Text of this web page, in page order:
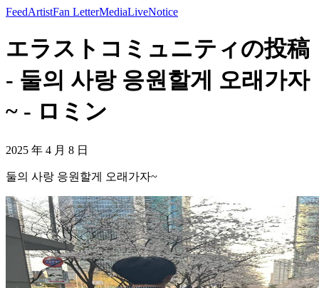
FeedArtistFan LetterMediaLiveNotice
エラストコミュニティの投稿
- 둘의 사랑 응원할게 오래가자
~ - ロミン
2025 年 4 月 8 日
둘의 사랑 응원할게 오래가자~